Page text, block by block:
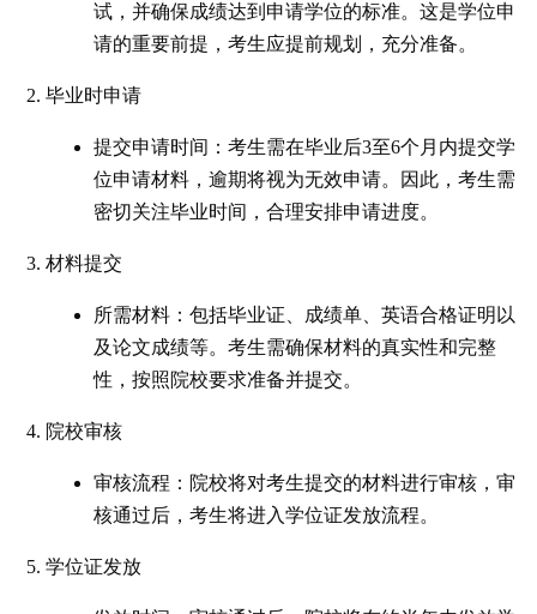
试，并确保成绩达到申请学位的标准。这是学位申
请的重要前提，考生应提前规划，充分准备。
毕业时申请
提交申请时间：考生需在毕业后3至6个月内提交学
位申请材料，逾期将视为无效申请。因此，考生需
密切关注毕业时间，合理安排申请进度。
材料提交
所需材料：包括毕业证、成绩单、英语合格证明以
及论文成绩等。考生需确保材料的真实性和完整
性，按照院校要求准备并提交。
院校审核
审核流程：院校将对考生提交的材料进行审核，审
核通过后，考生将进入学位证发放流程。
学位证发放